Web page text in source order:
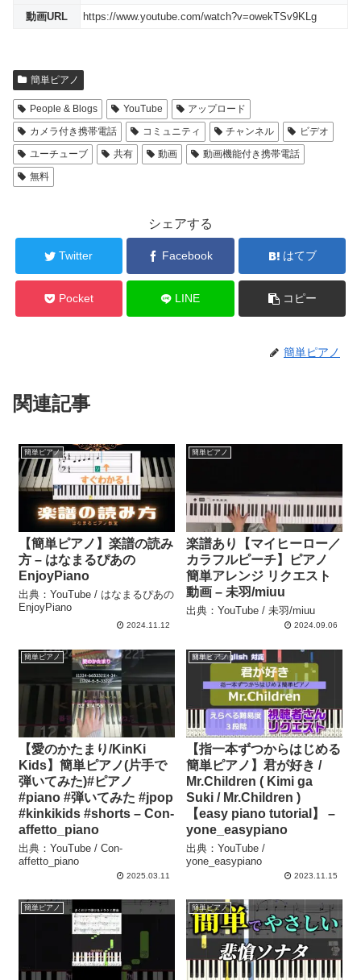
動画URL https://www.youtube.com/watch?v=owekTSv9KLg
簡単ピアノ
People & Blogs YouTube
アップロード
カメラ付き携帯電話
コミュニティ チャンネル
ビデオ
ユーチューブ
共有 動画
動画機能付き携帯電話
無料
シェアする
Twitter Facebook はてブ
Pocket LINE コピー
簡単ピアノ
関連記事
簡単ピアノ
【簡単ピアノ】楽譜の読み
方 – はなまるぴあの
EnjoyPiano
出典：YouTube / はなまるぴあの
EnjoyPiano
2024.11.12
簡単ピアノ
楽譜あり【マイヒーロー／
カラフルピーチ】ピアノ
簡単アレンジ リクエスト
動画 – 未羽/miuu
出典：YouTube / 未羽/miuu
2024.09.06
簡単ピアノ
【愛のかたまり/KinKi
Kids】簡単ピアノ(片手で
弾いてみた)#ピアノ
#piano #弾いてみた #jpop
#kinkikids #shorts – Con-
affetto_piano
出典：YouTube / Con-
affetto_piano
2025.03.11
簡単ピアノ
【指一本ずつからはじめる
簡単ピアノ】君が好き /
Mr.Children ( Kimi ga
Suki / Mr.Children )
【easy piano tutorial】 –
yone_easypiano
出典：YouTube /
yone_easypiano
2023.11.15
簡単ピアノ 簡単ピアノ